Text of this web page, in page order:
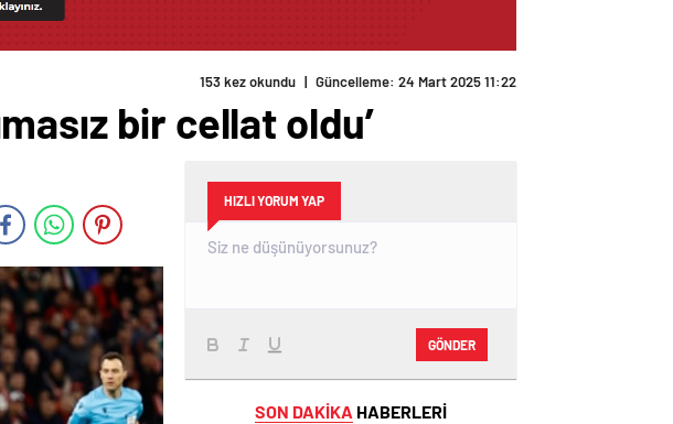
153 kez okundu | Güncelleme: 24 Mart 2025 11:22
bir cellat oldu’
HIZLI YORUM YAP
GÖNDER
SON DAKİKA HABERLERİ